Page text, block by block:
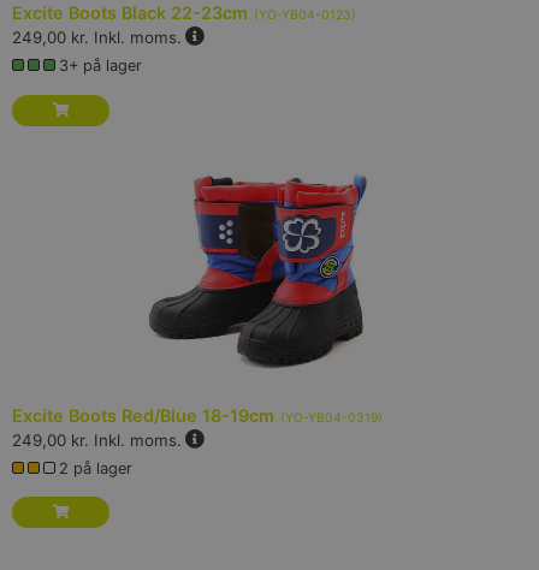
Excite Boots Black 22-23cm (YO-YB04-0123)
249,00 kr. Inkl. moms.
3+ på lager
Excite Boots Red/Blue 18-19cm (YO-YB04-0319)
249,00 kr. Inkl. moms.
2 på lager